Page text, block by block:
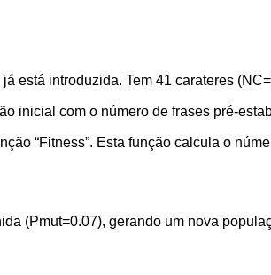
está introduzida. Tem 41 carateres
inicial com o número de frases pré-
“Fitness”. Esta função calcula o
(Pmut=0.07), gerando um nova